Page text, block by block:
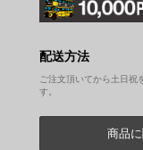
配送方法
ご注文頂いてから土日祝
す。
商品